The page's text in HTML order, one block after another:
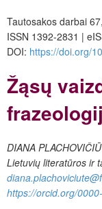
Tautosakos darbai
ISSN 1392-2831 |
DOI: https://doi.org/
Žąsų
DIANA
Lietuvių literatūros ir
https://orcid.org/